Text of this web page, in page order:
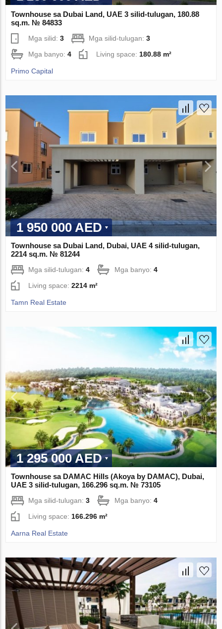
Townhouse sa Dubai Land, UAE 3 silid-tulugan, 180.88
sq.m. № 84833
Mga silid:3 Mga silid-tulugan:3
Mga banyo:4 Living space: 180.88 m²
Primo Capital
1 950 000 AED
Townhouse sa Dubai Land, Dubai, UAE 4 silid-tulugan,
2214 sq.m. № 81244
Mga silid-tulugan:4 Mga banyo:4
Living space:2214 m²
Tamn Real Estate
1 295 000 AED
Townhouse sa DAMAC Hills (Akoya by DAMAC), Dubai,
UAE 3 silid-tulugan, 166.296 sq.m. № 73105
Mga silid-tulugan:3 Mga banyo:4
Living space:166.296 m²
Aarna Real Estate